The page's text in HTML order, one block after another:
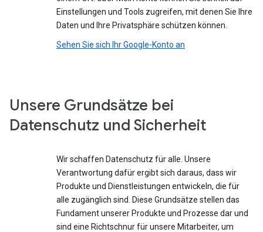
Einstellungen und Tools zugreifen, mit denen Sie Ihre
Daten und Ihre Privatsphäre schützen können.
Sehen Sie sich Ihr Google-Konto an
Unsere Grundsätze bei
Datenschutz und Sicherheit
Wir schaffen Datenschutz für alle. Unsere
Verantwortung dafür ergibt sich daraus, dass wir
Produkte und Dienstleistungen entwickeln, die für
alle zugänglich sind. Diese Grundsätze stellen das
Fundament unserer Produkte und Prozesse dar und
sind eine Richtschnur für unsere Mitarbeiter, um